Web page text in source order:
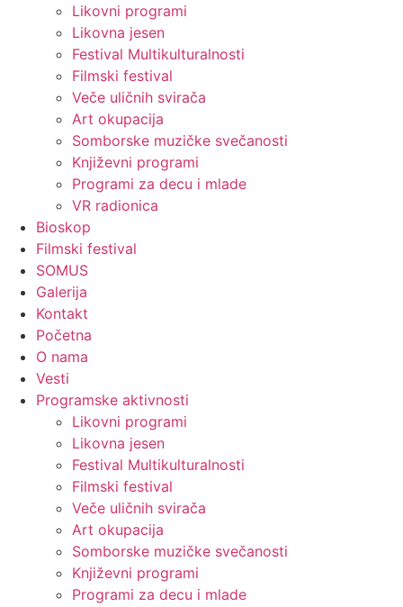
Likovni programi
Likovna jesen
Festival Multikulturalnosti
Filmski festival
Veče uličnih svirača
Art okupacija
Somborske muzičke svečanosti
Književni programi
Programi za decu i mlade
VR radionica
Bioskop
Filmski festival
SOMUS
Galerija
Kontakt
Početna
O nama
Vesti
Programske aktivnosti
Likovni programi
Likovna jesen
Festival Multikulturalnosti
Filmski festival
Veče uličnih svirača
Art okupacija
Somborske muzičke svečanosti
Književni programi
Programi za decu i mlade